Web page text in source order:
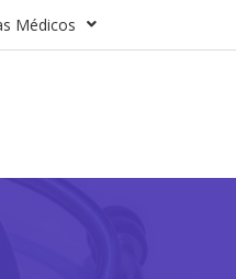
Médicos